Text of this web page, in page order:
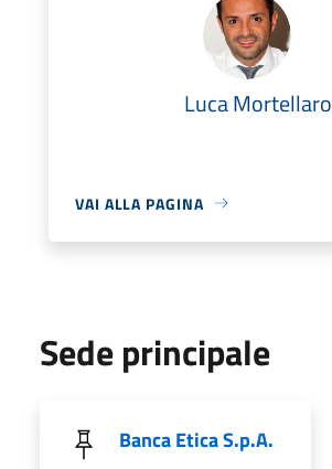
Luca Mortellaro
VAI ALLA PAGINA
Sede principale
Banca Etica S.p.A.